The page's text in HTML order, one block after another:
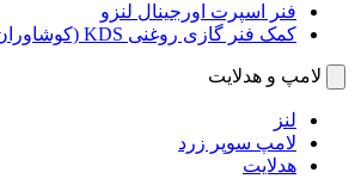
فنر اسپرت اورجینال لنزو
کمک فنر گازی روغنی KDS (کوشاوران)
لامپ و هدلایت
لنز
لامپ سوپر زرد
هدلایت